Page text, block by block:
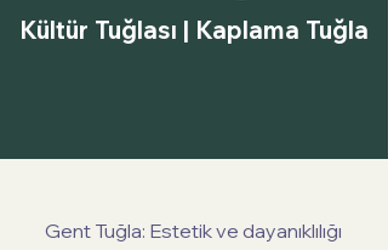
Kültür Tuğlası | Kaplama Tuğla
Gent Tuğla: Estetik ve dayanıklılığı